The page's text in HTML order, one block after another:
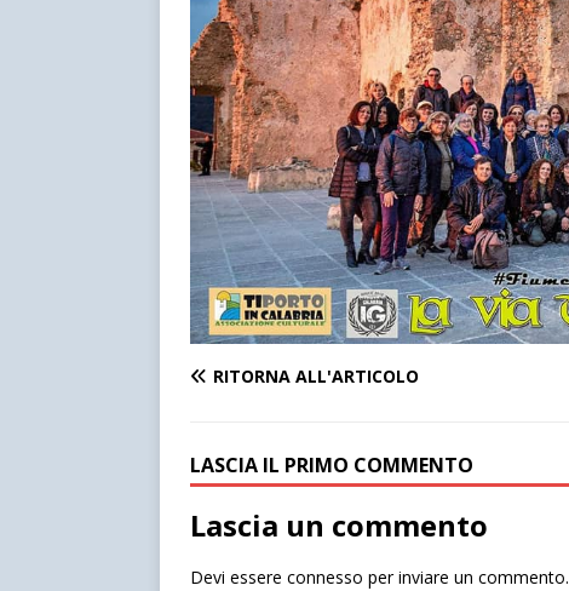
RITORNA ALL'ARTICOLO
LASCIA IL PRIMO COMMENTO
Lascia un commento
Devi essere connesso per inviare un commento.